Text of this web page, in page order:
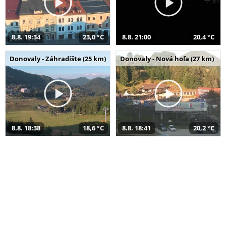
8.8. 19:34 23,0 °C 8.8. 21:00 20,4 °C
Donovaly - Záhradište (25 km)
8.8. 18:38 18,6 °C
Donovaly - Nová hoľa (27 km)
8.8. 18:41 20,2 °C